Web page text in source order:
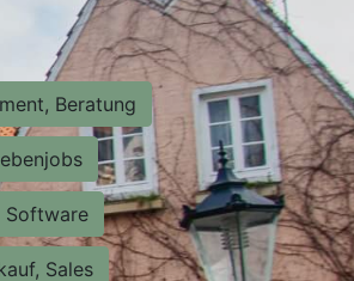
Beratung
Software
Sales